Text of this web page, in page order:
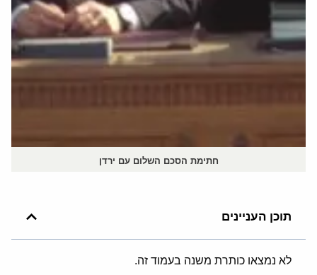
חתימת הסכם השלום עם ירדן
תוכן העניינים
לא נמצאו כותרת משנה בעמוד זה.